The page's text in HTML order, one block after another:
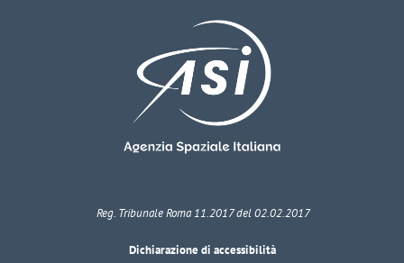
Reg. Tribunale Roma 11.2017 del 02.02.2017
Dichiarazione di accessibilità